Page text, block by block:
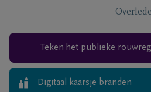
Teken het publieke
Digitaal kaarsje branden